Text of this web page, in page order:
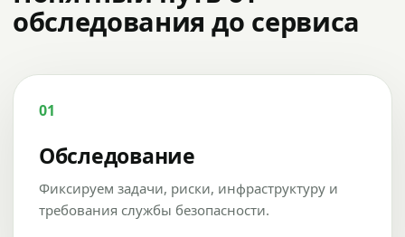
обследования до сервиса
01
Обследование
Фиксируем задачи, риски, инфраструктуру и
требования службы безопасности.